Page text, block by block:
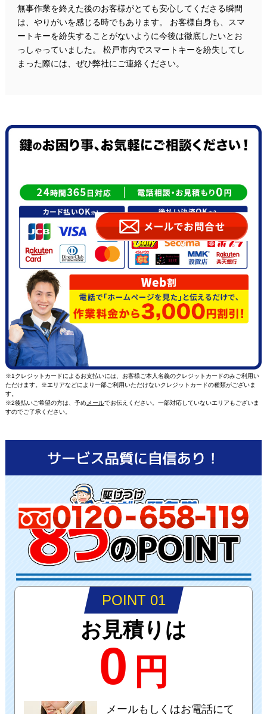
無事作業を終えた後のお客様がとても安心してくださる瞬間
は、やりがいを感じる時でもあります。 お客様自身も、スマ
ートキーを紛失することがないように今後は徹底したいとお
っしゃっていました。 松戸市内でスマートキーを紛失してし
まった際には、ぜひ弊社にご連絡ください。
※1クレジットカードによるお支払いには、お客様ご本人名義のクレジットカードのみご利用い
ただけます。※エリアなどにより一部ご利用いただけないクレジットカードの種類がございま
す。
※2後払いご希望の方は、予めメールでお伝えください。一部対応していないエリアもございま
すのでご了承ください。
POINT 01
お見積りは
0 円
メールもしくはお電話にて